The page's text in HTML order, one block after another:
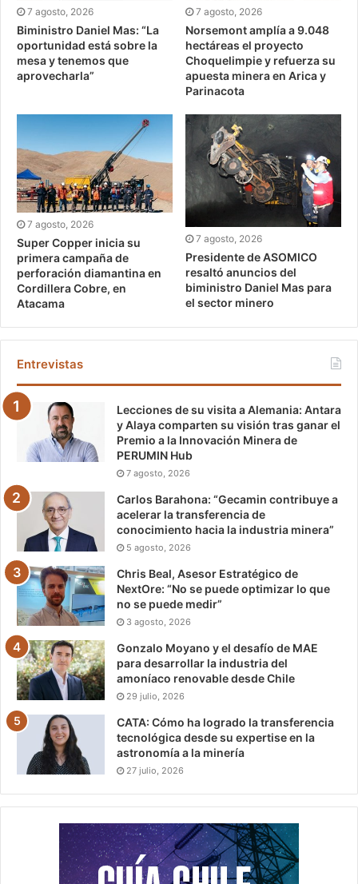
7 agosto, 2026
Biministro Daniel Mas: “La
oportunidad está sobre la
mesa y tenemos que
aprovecharla”
7 agosto, 2026
Norsemont amplía a 9.048
hectáreas el proyecto
Choquelimpie y refuerza su
apuesta minera en Arica y
Parinacota
7 agosto, 2026
Super Copper inicia su
primera campaña de
perforación diamantina en
Cordillera Cobre, en
Atacama
7 agosto, 2026
Presidente de ASOMICO
resaltó anuncios del
biministro Daniel Mas para
el sector minero
Entrevistas
Lecciones de su visita a Alemania: Antara
y Alaya comparten su visión tras ganar el
Premio a la Innovación Minera de
PERUMIN Hub
7 agosto, 2026
Carlos Barahona: “Gecamin contribuye a
acelerar la transferencia de
conocimiento hacia la industria minera”
5 agosto, 2026
Chris Beal, Asesor Estratégico de
NextOre: “No se puede optimizar lo que
no se puede medir”
3 agosto, 2026
Gonzalo Moyano y el desafío de MAE
para desarrollar la industria del
amoníaco renovable desde Chile
29 julio, 2026
CATA: Cómo ha logrado la transferencia
tecnológica desde su expertise en la
astronomía a la minería
27 julio, 2026